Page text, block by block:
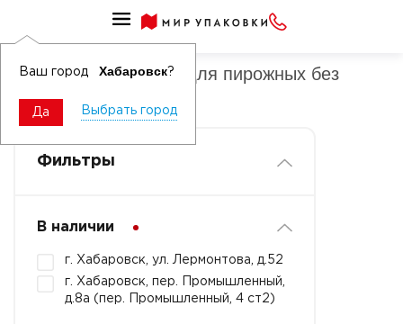
Ваш город Хабаровск?
Да Выбрать город
Упаковка картонная для пирожных без
Фильтры
В наличии
г. Хабаровск, ул. Лермонтова, д.52
г. Хабаровск, пер. Промышленный,
д.8а (пер. Промышленный, 4 ст2)